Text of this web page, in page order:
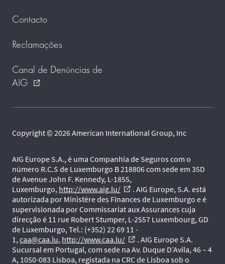
Contacto
Reclamações
Canal de Denúncias de
AIG
external_link
Copyright © 2026 American International Group, Inc
AIG Europe S.A., é uma Companhia de Seguros com o
número R.C.S de Luxemburgo B 218806 com sede em 35D
de Avenue John F. Kennedy, L-1855,
Luxemburgo, http://www.aig.lu/ external_link . AIG Europe, S.A. está
autorizada por Ministère des Finances de Luxemburgo e é
supervisionada por Commissariat aux Assurances cuja
direcção é 11 rue Robert Stumper, L-2557 Luxembourg, GD
de Luxemburgo, Tel.: (+352) 22 69 11 -
1, caa@caa.lu, http://www.caa.lu/ external_link . AIG Europe S.A.
Sucursal em Portugal, com sede na Av. Duque D’Avila, 46 – 4
A, 1050-083 Lisboa, registada na CRC de Lisboa sob o